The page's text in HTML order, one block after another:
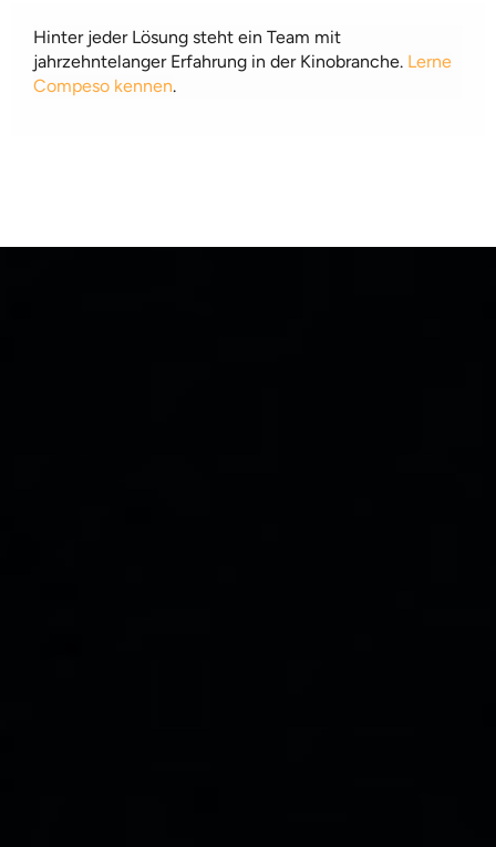
Hinter jeder Lösung steht ein Team mit
jahrzehntelanger Erfahrung in der Kinobranche. Lerne
Compeso kennen.